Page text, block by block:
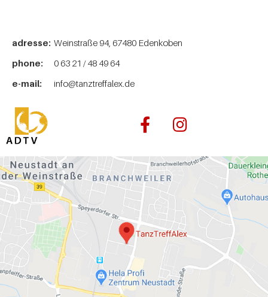
adresse: Weinstraße 94, 67480 Edenkoben
phone:
0 63 21 / 48 49 64
e-mail:
info@tanztreffalex.de